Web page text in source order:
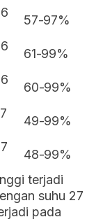
57-97%
61-99%
60-99%
49-99%
48-99%
terjadi
suhu 27
pada